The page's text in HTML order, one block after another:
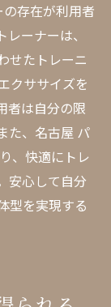
存在が利用者
ーナーは、
せたトレーニ
クササイズを
者は自分の限
た、名古屋 パ
、快適にトレ
安心して自分
型を実現する